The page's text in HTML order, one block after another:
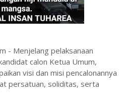
- Menjelang pelaksanaan
calon Ketua Umum,
visi dan misi pencalonannya
persatuan, soliditas, serta